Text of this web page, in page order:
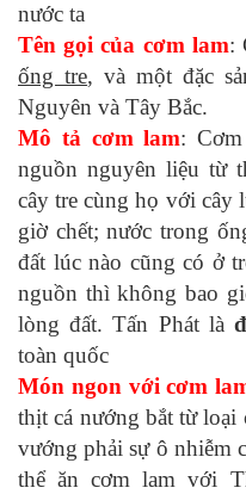
nước ta
Tên gọi của cơm lam:
ống tre, và một đặc
Nguyên và Tây Bắc.
Mô tả cơm lam:
nguồn nguyên liệu từ
cây tre cùng họ với cây
giờ chết; nước trong
đất lúc nào cũng có ở
nguồn thì không bao
lòng đất. Tấn Phát là
toàn quốc
Món ngon với cơm
thịt cá nướng bắt từ loại
vướng phải sự ô nhiễm
thể ăn cơm lam với